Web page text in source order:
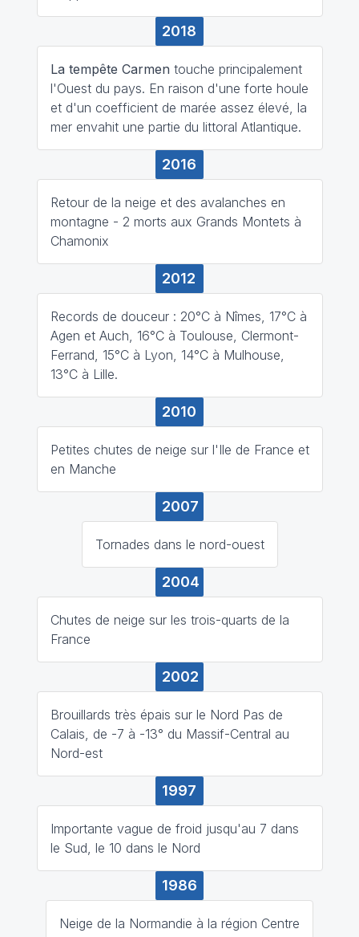
2018
La tempête Carmen touche principalement
l'Ouest du pays. En raison d'une forte houle
et d'un coefficient de marée assez élevé, la
mer envahit une partie du littoral Atlantique.
2016
Retour de la neige et des avalanches en
montagne - 2 morts aux Grands Montets à
Chamonix
2012
Records de douceur : 20°C à Nîmes, 17°C à
Agen et Auch, 16°C à Toulouse, Clermont-
Ferrand, 15°C à Lyon, 14°C à Mulhouse,
13°C à Lille.
2010
Petites chutes de neige sur l'Ile de France et
en Manche
2007
Tornades dans le nord-ouest
2004
Chutes de neige sur les trois-quarts de la
France
2002
Brouillards très épais sur le Nord Pas de
Calais, de -7 à -13° du Massif-Central au
Nord-est
1997
Importante vague de froid jusqu'au 7 dans
le Sud, le 10 dans le Nord
1986
Neige de la Normandie à la région Centre